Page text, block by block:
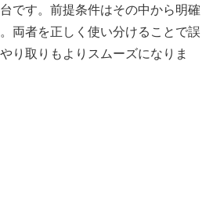
です。前提条件はその中から明確
両者を正しく使い分けることで誤
り取りもよりスムーズになりま